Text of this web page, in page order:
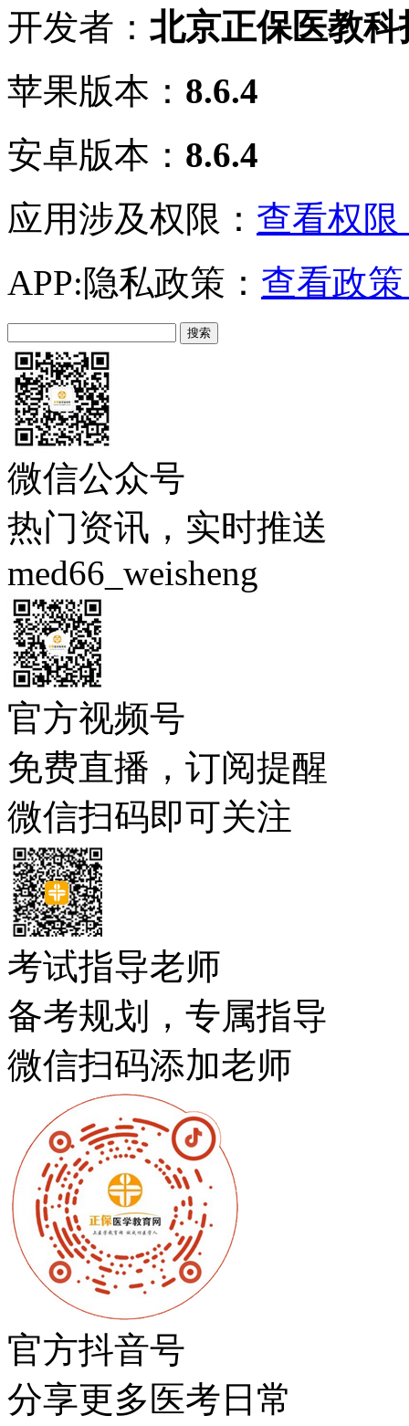
开发者： 北京正保医教
苹果版本： 8.6.4
安卓版本： 8.6.4
应用涉及权限： 查看权限
APP:隐私政策： 查看政
微信公众号
热门资讯，实时推送
med66_weisheng
官方视频号
免费直播，订阅提醒
微信扫码即可关注
考试指导老师
备考规划，专属指导
微信扫码添加老师
官方抖音号
分享更多医考日常